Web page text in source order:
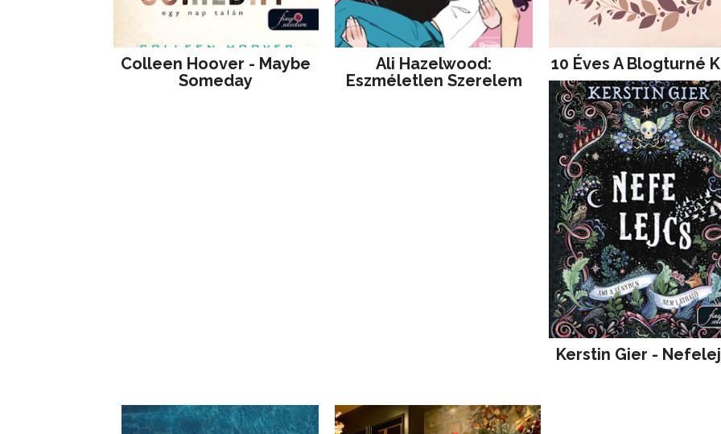
Colleen Hoover - Maybe
Someday
Ali Hazelwood:
Eszméletlen Szerelem
10 Éves A Blogturné
Kerstin Gier -